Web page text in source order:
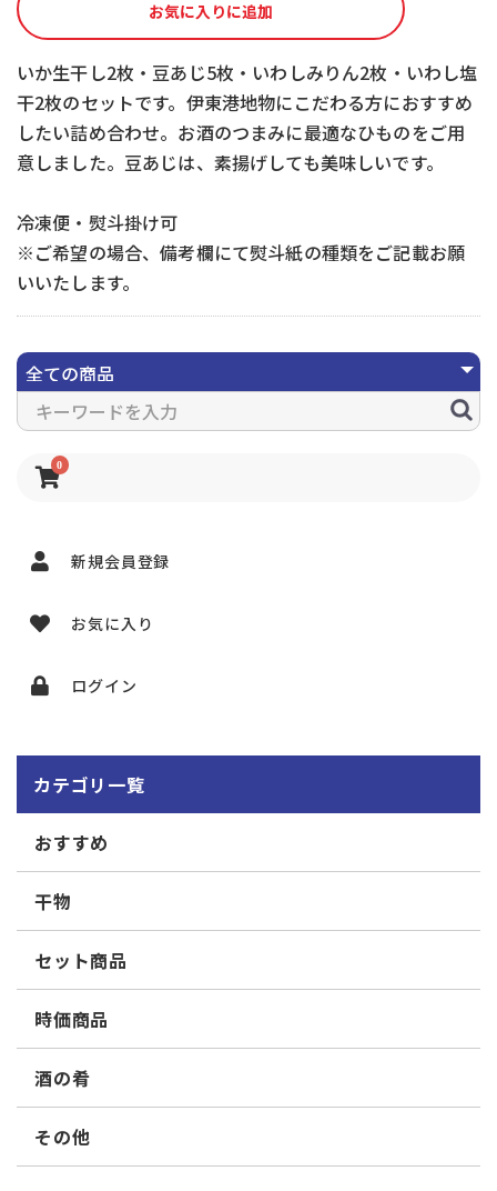
0
新規会員登録
お気に入り
ログイン
カテゴリ一覧
おすすめ
干物
セット商品
時価商品
酒の肴
その他
お気に入りに追加
いか生干し2枚・豆あじ5枚・いわしみりん2枚・いわし塩
干2枚のセットです。伊東港地物にこだわる方におすすめ
したい詰め合わせ。お酒のつまみに最適なひものをご用
意しました。豆あじは、素揚げしても美味しいです。
冷凍便・熨斗掛け可
※ご希望の場合、備考欄にて熨斗紙の種類をご記載お願
いいたします。